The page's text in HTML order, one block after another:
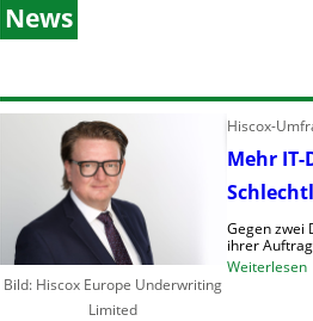
News
Bild: Hiscox Europe Underwriting
Limited
Hiscox-
Mehr
Gegen zwei
ihrer
Weiterlesen: